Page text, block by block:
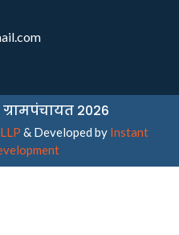
2026
& Developed by Instant